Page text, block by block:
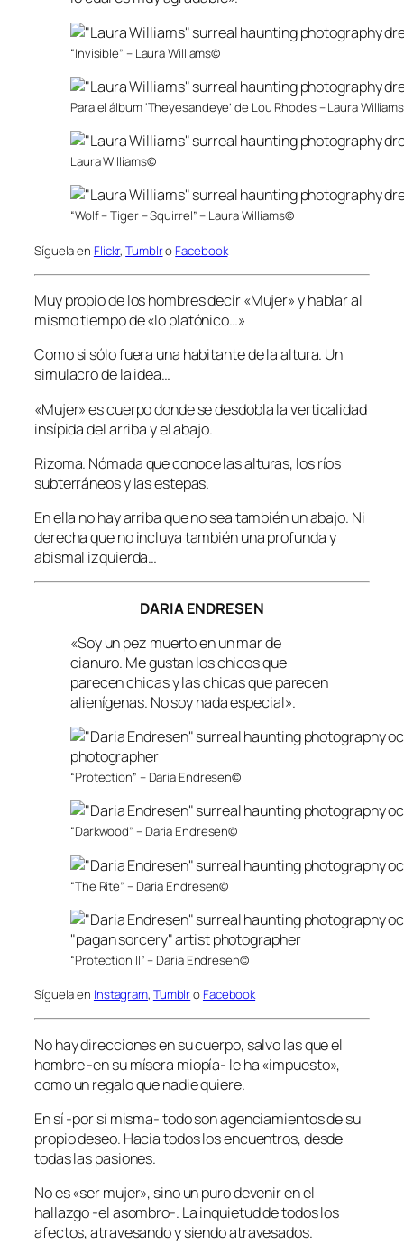
“Invisible” – Laura Williams©
Para el álbum ‘Theyesandeye’ de Lou Rhodes – Laura
Laura Williams©
“Wolf – Tiger – Squirrel” – Laura Williams©
Síguela en Flickr,Tumblro Facebook
Muy propio de los hombres decir «Mujer» y hablar al
mismo tiempo de «lo platónico…»
Como si sólo fuera una habitante de la altura. Un
simulacro de la idea…
«Mujer» es cuerpo donde se desdobla la verticalidad
insípida del arriba y el abajo.
Rizoma. Nómada que conoce las alturas, los ríos
subterráneos y las estepas.
En ella no hay arriba que no sea también un abajo. Ni
derecha que no incluya también una profunda y
abismal izquierda…
DARIA ENDRESEN
«Soy un pez muerto en un mar de
cianuro. Me gustan los chicos que
parecen chicas y las chicas que parecen
alienígenas. No soy nada especial».
“Protection” – Daria Endresen©
“Darkwood” – Daria Endresen©
“The Rite” – Daria Endresen©
“Protection II” – Daria Endresen©
Síguela en Instagram, Tumblro Facebook
No hay direcciones en su cuerpo, salvo las que el
hombre -en su mísera miopía- le ha «impuesto»,
como un regalo que nadie quiere.
En sí -por sí misma- todo son agenciamientos de su
propio deseo. Hacia todos los encuentros, desde
todas las pasiones.
No es «ser mujer», sino un puro devenir en el
hallazgo -el asombro-. La inquietud de todos los
afectos, atravesando y siendo atravesados.